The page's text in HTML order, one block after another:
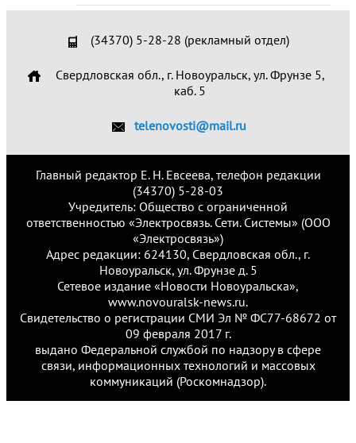
(34370) 5-28-28 (рекламный отдел)
Свердловская обл., г. Новоуральск, ул. Фрунзе 5,
каб. 5
telenovosti@mail.ru
Главный редактор Е. Н. Евсеева, телефон редакции
(34370) 5-28-03
Учредитель: Общество с ограниченной
ответственностью «Электросвязь. Сети. Системы» (ООО
«Электросвязь»)
Адрес редакции: 624130, Свердловская обл., г.
Новоуральск, ул. Фрунзе д. 5
Сетевое издание «Новости Новоуральска»,
www.novouralsk-news.ru.
Свидетельство о регистрации СМИ Эл № ФС77-68672 от
09 февраля 2017 г.
выдано Федеральной службой по надзору в сфере
связи, информационных технологий и массовых
коммуникаций (Роскомнадзор).